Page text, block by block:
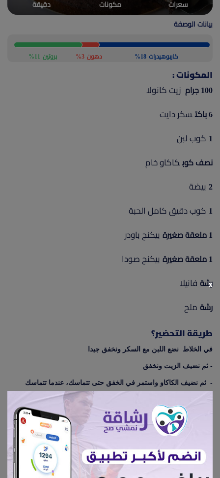
أعلن معنا
سعرات مكونات دقيقة
بيانات الوصفة
كاربوهيدرات 18% دهون 3% بروتين 11%
المكونات :
100 جرام زيت كانولا
6 باكت سكر دايت
1 كوب لبن
نصف كوب كاكاو خام
2 بيضة
1 كوب دقيق كامل الحبة
1 ملعقة صغيرة بيكنج باودر
1 ملعقة صغيرة بيكنج صودا
رشة فانيلا
رشة ملح
طريقة التحضير؟
في الخلاط نضع اللبن مع السكر ونخفق جيدا
- ثم نضيف الزيت ونخفق
- ثم نضيف الكاكاو واستمر في الخفق حتى تتماسك، عندما تتماسك
- ثم نضع جزء من الخليط في الثلاجة مقدار كوب
(الصوص سيستخدم للتزيين على الوجه)
- ومع باقي الخليط نضيف البيض والبيكنج باودر والبيكنج صودا والدقيق
نستمر في الخفق ونضع في اناء متوسط مخصص للكيك
x